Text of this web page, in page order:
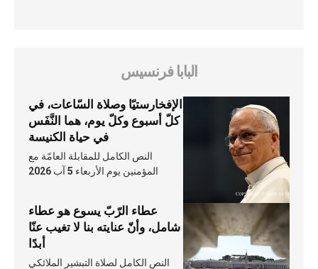
البابا فرنسيس
الإفخارستيّا وصلاة السّاعات، في
كلّ أسبوع وكلّ يوم، هما النَّفَس
في حياة الكنيسة
النص الكامل للمقابلة العامّة مع
المؤمنين يوم الأربعاء 5 آب 2026
عطاء الرّبّ يسوع هو عطاء
شامل، وأنّ عنايته بنا لا تغيب عنّا
أبدًا
النص الكامل لصلاة التبشير الملائكي